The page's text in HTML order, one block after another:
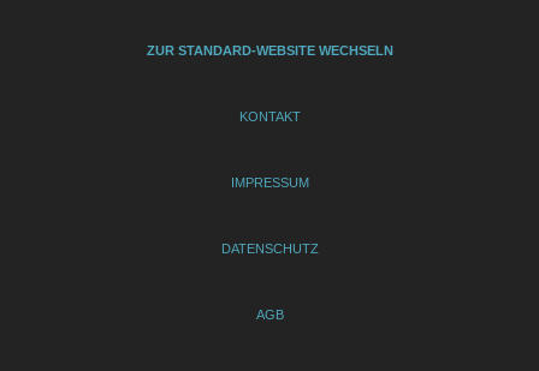
ZUR STANDARD-WEBSITE WECHSELN
KONTAKT
IMPRESSUM
DATENSCHUTZ
AGB